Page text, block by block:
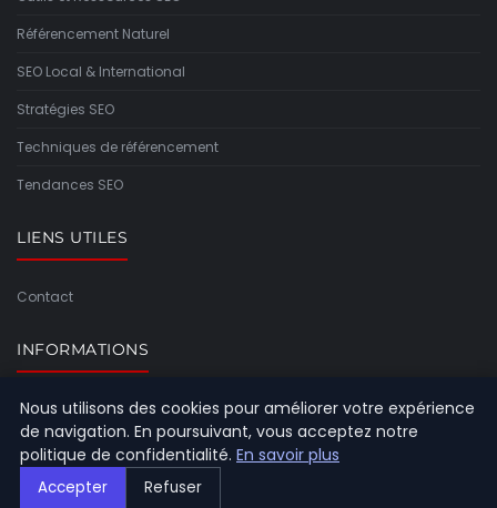
Référencement Naturel
SEO Local & International
Stratégies SEO
Techniques de référencement
Tendances SEO
LIENS UTILES
Contact
INFORMATIONS
Plan du site
© 2026 Referencement Europeen. Tous droits réservés.
Nous utilisons des cookies pour améliorer votre expérience
de navigation. En poursuivant, vous acceptez notre
politique de confidentialité. En savoir plus
Accepter Refuser